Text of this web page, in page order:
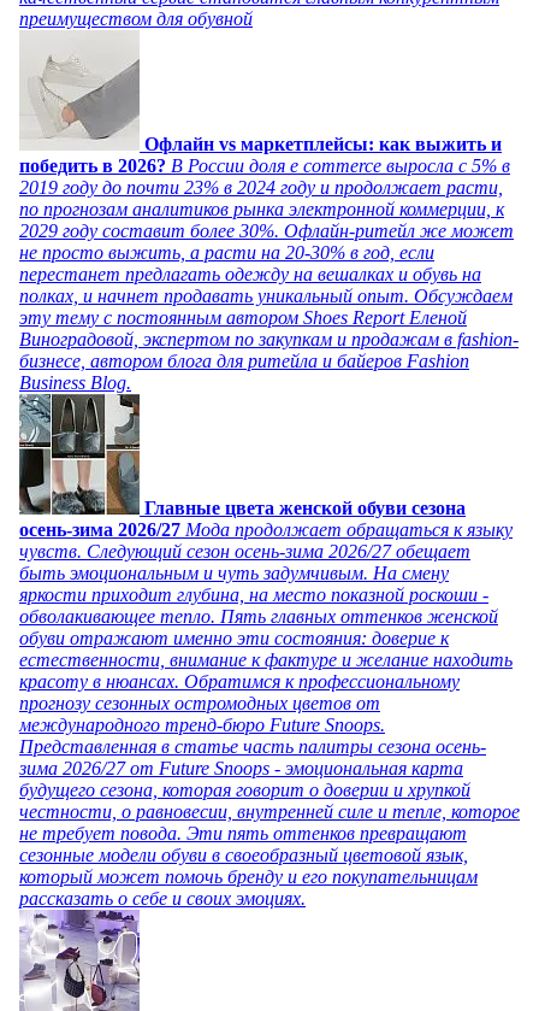
преимуществом для обувной
Офлайн vs маркетплейсы: как выжить и
победить в 2026? В России доля e commerce выросла с 5% в
2019 году до почти 23% в 2024 году и продолжает расти,
по прогнозам аналитиков рынка электронной коммерции, к
2029 году составит более 30%. Офлайн-ритейл же может
не просто выжить, а расти на 20-30% в год, если
перестанет предлагать одежду на вешалках и обувь на
полках, и начнет продавать уникальный опыт. Обсуждаем
эту тему с постоянным автором Shoes Report Еленой
Виноградовой, экспертом по закупкам и продажам в fashion-
бизнесе, автором блога для ритейла и байеров Fashion
Business Blog.
Главные цвета женской обуви сезона
осень-зима 2026/27 Мода продолжает обращаться к языку
чувств. Следующий сезон осень-зима 2026/27 обещает
быть эмоциональным и чуть задумчивым. На смену
яркости приходит глубина, на место показной роскоши -
обволакивающее тепло. Пять главных оттенков женской
обуви отражают именно эти состояния: доверие к
естественности, внимание к фактуре и желание находить
красоту в нюансах. Обратимся к профессиональному
прогнозу сезонных остромодных цветов от
международного тренд-бюро Future Snoops.
Представленная в статье часть палитры сезона осень-
зима 2026/27 от Future Snoops - эмоциональная карта
будущего сезона, которая говорит о доверии и хрупкой
честности, о равновесии, внутренней силе и тепле, которое
не требует повода. Эти пять оттенков превращают
сезонные модели обуви в своеобразный цветовой язык,
который может помочь бренду и его покупательницам
рассказать о себе и своих эмоциях.